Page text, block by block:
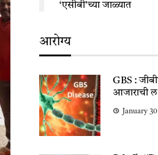
‘एसीबी’च्या जाळ्यात
आरोग्य
GBS :
आजाराची
January